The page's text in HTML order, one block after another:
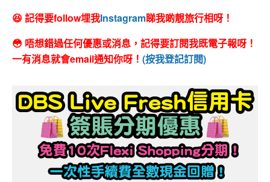
😆 記得要follow埋我Instagram睇我啲靚旅行相呀！
😳 唔想錯過任何優惠或消息，記得要訂閱我既電子報呀！
一有消息就會email通知你呀！ (按我登記訂閱)